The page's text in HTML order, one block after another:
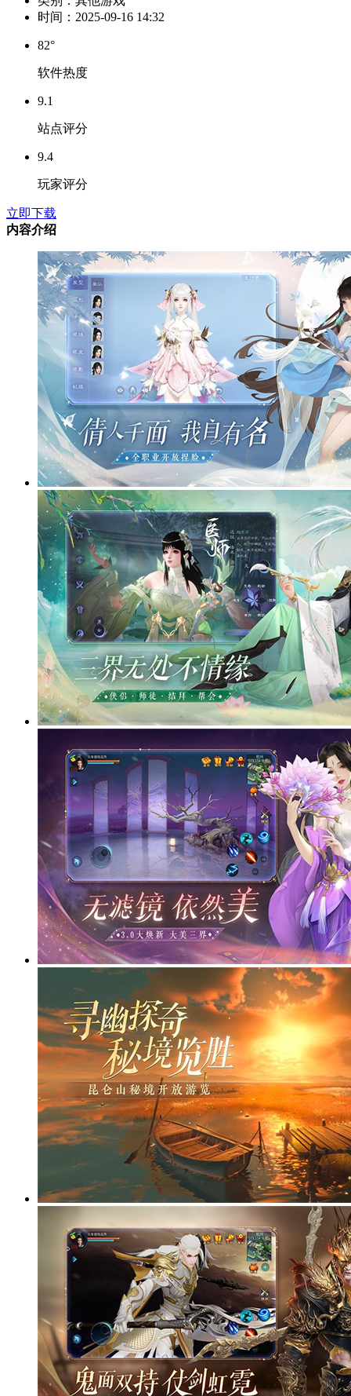
时间： 2025-09-16 14:32
82°
软件热度
9.1
站点评分
9.4
玩家评分
立即下载
内容介绍